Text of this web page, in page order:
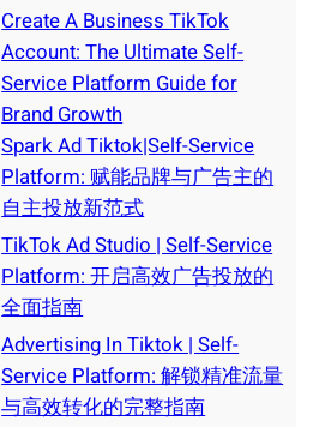
Create A Business TikTok
Account: The Ultimate Self-
Service Platform Guide for
Brand Growth
Spark Ad Tiktok|Self-Service
Platform: 赋能品牌与广告主的
自主投放新范式
TikTok Ad Studio | Self-Service
Platform: 开启高效广告投放的
全面指南
Advertising In Tiktok | Self-
Service Platform: 解锁精准流量
与高效转化的完整指南